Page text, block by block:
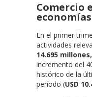
Comercio
En el primer
actividades
14.695 millones,
incremento del
histórico de la
período (USD